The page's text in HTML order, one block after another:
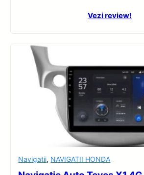
Vezi review!
Navigatii, NAVIGATII HONDA